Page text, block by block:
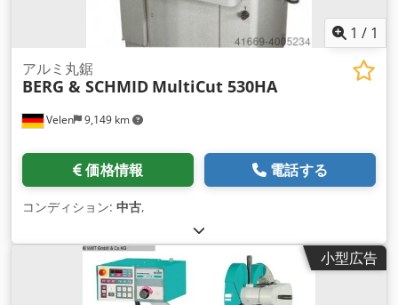
1 / 1
Velen 9,149 km
アルミ丸鋸
BERG & SCHMID MultiCut 530HA
価格情報 電話する
コンディション: 中古,
小型広告